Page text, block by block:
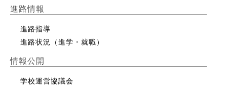
進路情報
進路指導
進路状況（進学・就職）
情報公開
学校運営協議会